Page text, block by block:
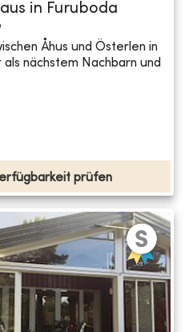
in Furuboda
Åhus und Österlen in
nächstem Nachbarn und
prüfen